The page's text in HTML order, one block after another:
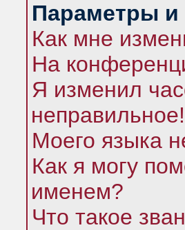
Параметры и
Как мне
На
Я изменил
неправильное!
Моего языка
Как я могу
именем?
Что такое